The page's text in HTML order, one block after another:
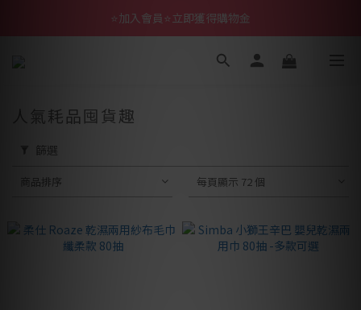
⭐加入會員⭐立即獲得購物金
人氣耗品囤貨趣
篩選
商品排序 每頁顯示 72 個